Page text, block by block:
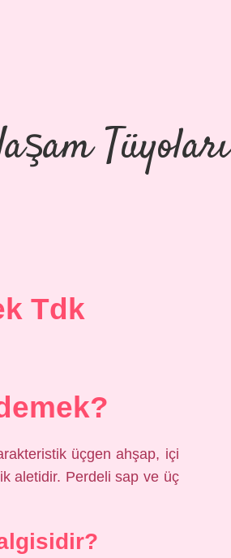
Tüyoları
Tdk
üçgen ahşap, içi
aletidir. Perdeli sap ve üç